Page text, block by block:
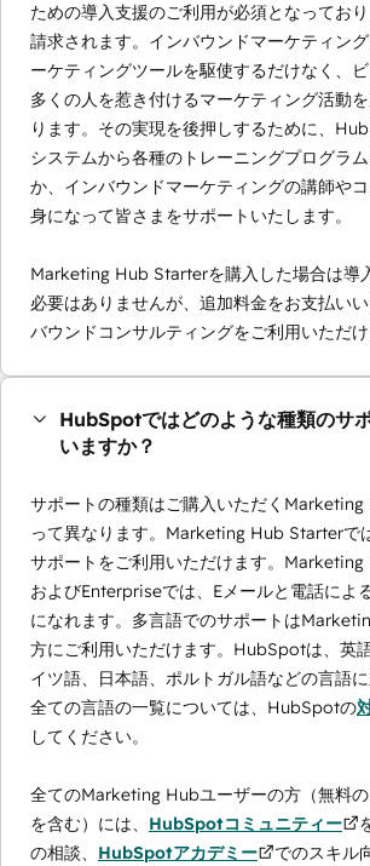
ための導入支援のご利用が必須となってお
請求されます。インバウンドマーケティン
ーケティングツールを駆使するだけなく、
多くの人を惹き付けるマーケティング活動
ります。その実現を後押しするために、
システムから各種のトレーニングプログラ
か、インバウンドマーケティングの講師や
身になって皆さまをサポートいたします。
Marketing Hub Starterを購入した場合は導
必要はありませんが、追加料金をお支払い
バウンドコンサルティングをご利用いただけ
HubSpotではどのような種類のサ
いますか？
サポートの種類はご購入いただくMarketing
って異なります。Marketing Hub Starterで
サポートをご利用いただけます。
およびEnterpriseでは、Eメールと電話によ
になれます。多言語でのサポートは
方にご利用いただけます。HubSpotは、英
イツ語、日本語、ポルトガル語などの言語に
全ての言語の一覧については、HubSpotの
してください。
全てのMarketing Hubユーザーの方（無料
を含む）には、 HubSpotコミュニティー
の相談、 HubSpotアカデミー でのスキル